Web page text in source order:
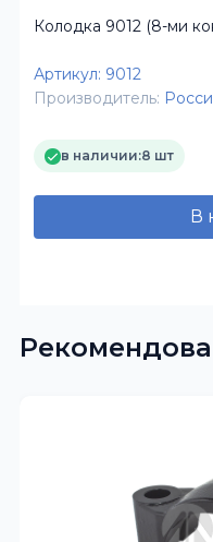
Колодка 9012 (8-ми
Артикул: 9012
Производитель:
в наличии:8 шт
В